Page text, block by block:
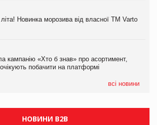
Новинка морозива від власної ТМ Varto
кампанію «Хто б знав» про асортимент,
побачити на платформі
всі новини
хвостатих: у VARUS з’явилися паучі
VARUS купує мережу магазинів
впали на 9%
НОВИНИ B2B